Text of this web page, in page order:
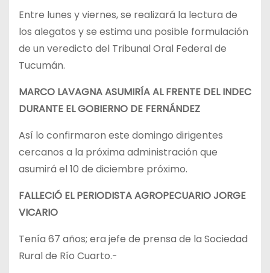
Entre lunes y viernes, se realizará la lectura de
los alegatos y se estima una posible formulación
de un veredicto del Tribunal Oral Federal de
Tucumán.
MARCO LAVAGNA ASUMIRÍA AL FRENTE DEL INDEC
DURANTE EL GOBIERNO DE FERNÁNDEZ
Así lo confirmaron este domingo dirigentes
cercanos a la próxima administración que
asumirá el 10 de diciembre próximo.
FALLECIÓ EL PERIODISTA AGROPECUARIO JORGE
VICARIO
Tenía 67 años; era jefe de prensa de la Sociedad
Rural de Río Cuarto.-